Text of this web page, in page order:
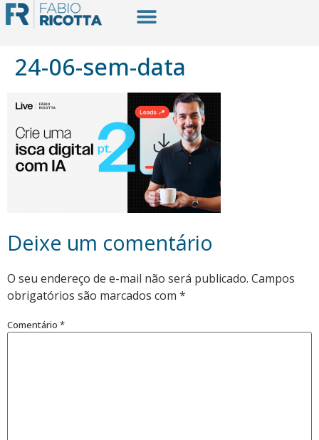
24-06-sem-data
Deixe um comentário
O seu endereço de e-mail não será publicado. Campos
obrigatórios são marcados com *
Comentário *